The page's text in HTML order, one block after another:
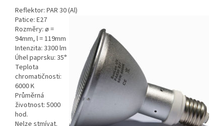
Reflektor: PAR 30 (Al)
Patice: E27
Rozměry: ø =
94mm, l = 119mm
Intenzita: 3300 lm
Úhel paprsku: 35°
Teplota
chromatičnosti:
6000 K
Průměrná
životnost: 5000
hod.
Nelze stmívat.